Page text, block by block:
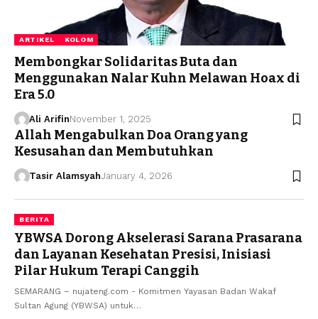
ARTIKEL KOLOM
Membongkar Solidaritas Buta dan
Menggunakan Nalar Kuhn Melawan Hoax di
Era 5.0
Ali ArifinNovember 1, 2025
Allah Mengabulkan Doa Orang yang
Kesusahan dan Membutuhkan
Tasir AlamsyahJanuary 4, 2026
BERITA
YBWSA Dorong Akselerasi Sarana Prasarana
dan Layanan Kesehatan Presisi, Inisiasi
Pilar Hukum Terapi Canggih
SEMARANG – nujateng.com - Komitmen Yayasan Badan Wakaf
Sultan Agung (YBWSA) untuk…